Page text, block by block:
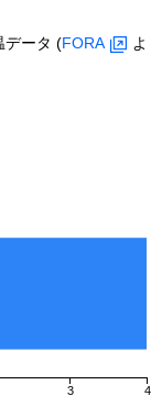
データ (FORA
3 4